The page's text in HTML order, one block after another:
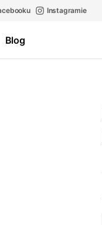
Instagramie
Blog